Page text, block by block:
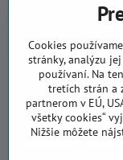
Cookies
stránky, analýzu
používaní. Na
tretích strán a
partnerom v EÚ,
všetky cookies“
Nižšie môžete